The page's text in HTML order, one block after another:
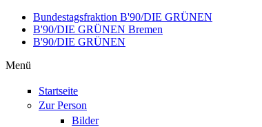
Direkt zum Inhalt
Bundestagsfraktion B'90/DIE GRÜNEN
B'90/DIE GRÜNEN Bremen
B'90/DIE GRÜNEN
Menü
Startseite
Zur Person
Bilder